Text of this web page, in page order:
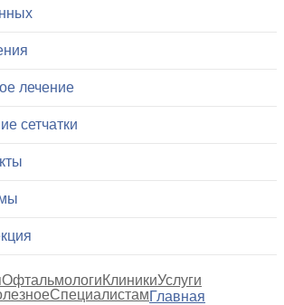
лечение
сетчатки
ОфтальмологиКлиникиУслуги
СпециалистамГлавная